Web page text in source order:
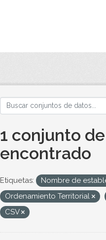
1 conjunto
encontrado
Etiquetas: Nombre de
Ordenamiento Territorial
CSV